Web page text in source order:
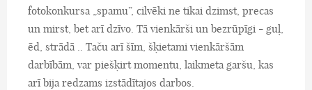
fotokonkursa „spamu”, cilvēki ne tikai dzimst, precas
un mirst, bet arī dzīvo. Tā vienkārši un bezrūpīgi - guļ,
ēd, strādā .. Taču arī šīm, šķietami vienkāršām
darbībām, var piešķirt momentu, laikmeta garšu, kas
arī bija redzams izstādītajos darbos.